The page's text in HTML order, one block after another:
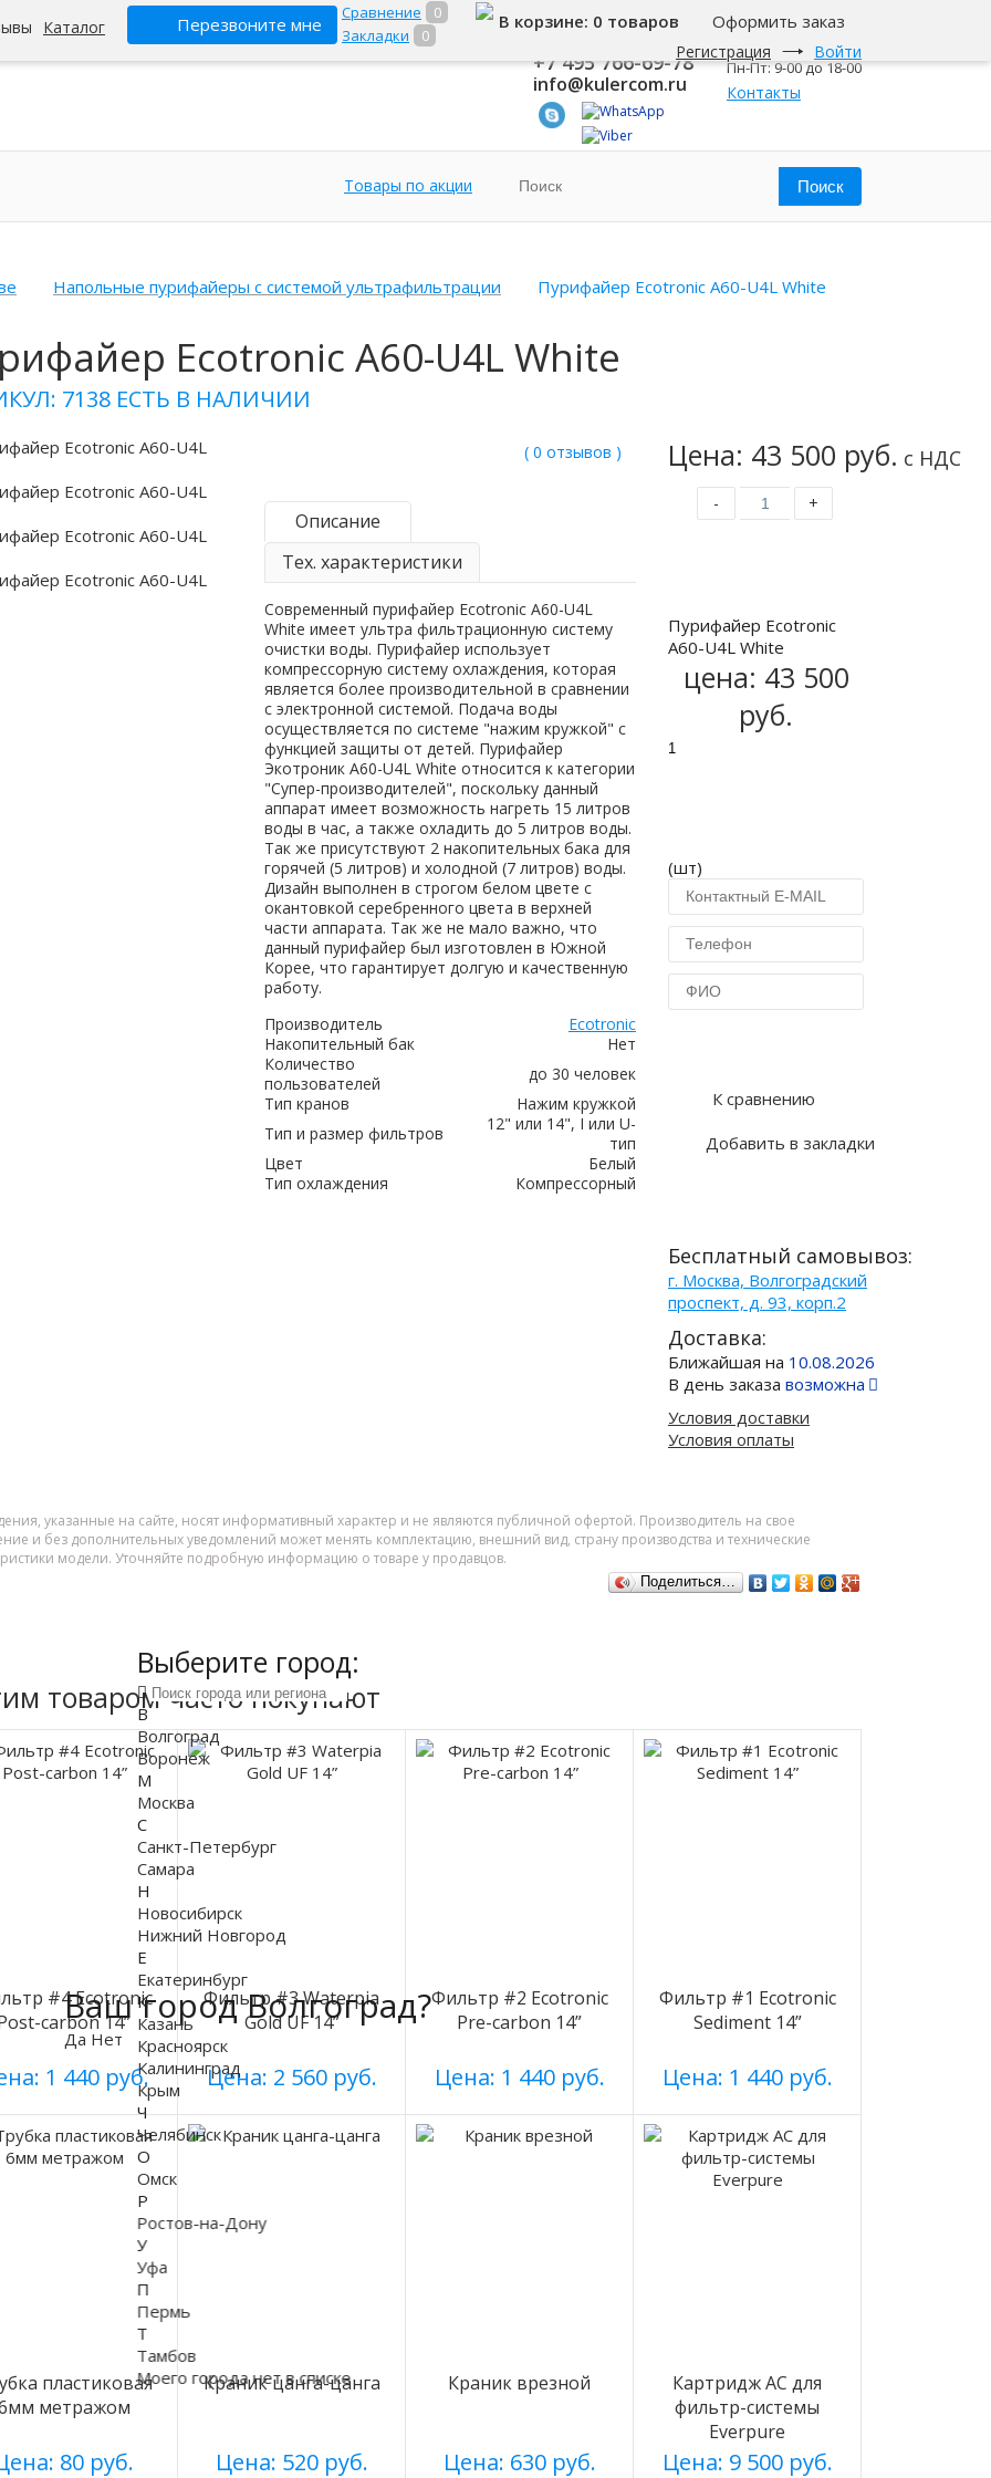
Каталог Перезвоните мне
Сравнение
0
Закладки
0
Регистрация Войти
В корзине: 0 товаров Оформить заказ
8 800 500-345-1
+7 495 766-69-78
info@kulercom.ru
Москва
Пн-Пт: 9-00 до 18-00
Контакты
Товары по акции
Напольные пурифайеры с системой ультрафильтрации Пурифайер Ecotronic A60-U4L White
Ecotronic A60-U4L White
7138 ЕСТЬ В НАЛИЧИИ
Цена: 43 500 руб. с НДС
- +
Пурифайер Ecotronic
A60-U4L White
цена: 43 500
руб.
(шт)
К сравнению
Добавить в закладки
Бесплатный самовывоз:
г. Москва, Волгоградский
проспект, д. 93, корп.2
Доставка:
Ближайшая на 10.08.2026
В день заказа возможна
Условия доставки
Условия оплаты
( 0 отзывов )
Описание
Тех. характеристики
Современный пурифайер Ecotronic A60-U4L
White имеет ультра фильтрационную систему
очистки воды. Пурифайер использует
компрессорную систему охлаждения, которая
является более производительной в сравнении
с электронной системой. Подача воды
осуществляется по системе "нажим кружкой" с
функцией защиты от детей. Пурифайер
Экотроник A60-U4L White относится к категории
"Супер-производителей", поскольку данный
аппарат имеет возможность нагреть 15 литров
воды в час, а также охладить до 5 литров воды.
Так же присутствуют 2 накопительных бака для
горячей (5 литров) и холодной (7 литров) воды.
Дизайн выполнен в строгом белом цвете с
окантовкой серебренного цвета в верхней
части аппарата. Так же не мало важно, что
данный пурифайер был изготовлен в Южной
Корее, что гарантирует долгую и качественную
работу.
Производитель
Ecotronic
Накопительный бак
Нет
Количество
пользователей
до 30 человек
Тип кранов
Нажим кружкой
Тип и размер фильтров
12" или 14", I или U-
тип
Цвет
Белый
Тип охлаждения
Компрессорный
указанные на сайте, носят информативный характер и не являются публичной офертой. Производитель на свое
и без дополнительных уведомлений может менять комплектацию, внешний вид, страну производства и технические
модели. Уточняйте подробную информацию о товаре у продавцов.
Поделиться…
товаром часто покупают
#4 Ecotronic
carbon 14”
1 440 руб.
Фильтр #3 Waterpia
Gold UF 14”
Цена: 2 560 руб.
Фильтр #2 Ecotronic
Pre-carbon 14”
Цена: 1 440 руб.
Фильтр #1 Ecotronic
Sediment 14”
Цена: 1 440 руб.
пластиковая
метражом
80 руб.
Краник цанга-цанга
Цена: 520 руб.
Краник врезной
Цена: 630 руб.
Картридж АС для
фильтр-системы
Everpure
Цена: 9 500 руб.
Ваш город Волгоград?
Да Нет
Выберите город:
В
Волгоград
Воронеж
М
Москва
С
Санкт-Петербург
Самара
Н
Новосибирск
Нижний Новгород
Е
Екатеринбург
К
Казань
Красноярск
Калининград
Крым
Ч
Челябинск
О
Омск
Р
Ростов-на-Дону
У
Уфа
П
Пермь
Т
Тамбов
Моего города нет в списке